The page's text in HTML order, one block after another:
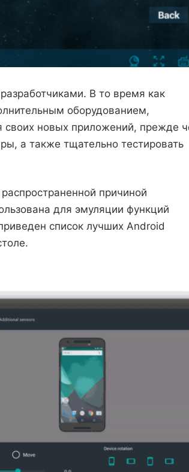
В то время как
оборудованием,
своих новых приложений, прежде
а также тщательно тестировать
причиной
для эмуляции функций
список лучших Android